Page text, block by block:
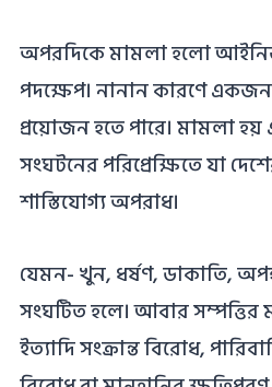
অপরদিকে মামলা হলো
পদক্ষেপ। নানান কারণে একজন
প্রয়োজন হতে পারে। মামলা
সংঘটনের পরিপ্রেক্ষিতে যা
শাস্তিযোগ্য অপরাধ।
যেমন- খুন, ধর্ষণ, ডাকাতি,
সংঘটিত হলে। আবার
ইত্যাদি সংক্রান্ত বিরোধ,